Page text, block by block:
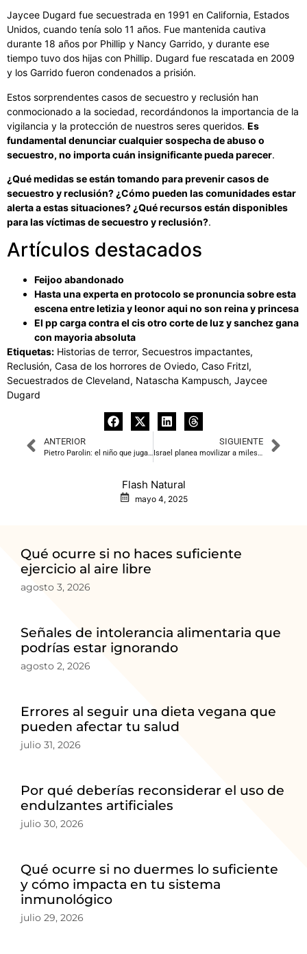
Jaycee Dugard fue secuestrada en 1991 en California, Estados
Unidos, cuando tenía solo 11 años. Fue mantenida cautiva
durante 18 años por Phillip y Nancy Garrido, y durante ese
tiempo tuvo dos hijas con Phillip. Dugard fue rescatada en 2009
y los Garrido fueron condenados a prisión.
Estos sorprendentes casos de secuestro y reclusión han
conmocionado a la sociedad, recordándonos la importancia de la
vigilancia y la protección de nuestros seres queridos. Es
fundamental denunciar cualquier sospecha de abuso o
secuestro, no importa cuán insignificante pueda parecer.
¿Qué medidas se están tomando para prevenir casos de
secuestro y reclusión? ¿Cómo pueden las comunidades estar
alerta a estas situaciones? ¿Qué recursos están disponibles
para las víctimas de secuestro y reclusión?.
Artículos destacados
Feijoo abandonado
Hasta una experta en protocolo se pronuncia sobre esta
escena entre letizia y leonor aqui no son reina y princesa
El pp carga contra el cis otro corte de luz y sanchez gana
con mayoria absoluta
Etiquetas: Historias de terror, Secuestros impactantes,
Reclusión, Casa de los horrores de Oviedo, Caso Fritzl,
Secuestrados de Cleveland, Natascha Kampusch, Jaycee
Dugard
ANTERIOR
Pietro Parolin: el niño que jugaba a decir misa en un altar construido por su padre
SIGUIENTE
Flash Natural
mayo 4, 2025
Qué ocurre si no haces suficiente
ejercicio al aire libre
agosto 3, 2026
Señales de intolerancia alimentaria que
podrías estar ignorando
agosto 2, 2026
Errores al seguir una dieta vegana que
pueden afectar tu salud
julio 31, 2026
Por qué deberías reconsiderar el uso de
endulzantes artificiales
julio 30, 2026
Qué ocurre si no duermes lo suficiente
y cómo impacta en tu sistema
inmunológico
julio 29, 2026